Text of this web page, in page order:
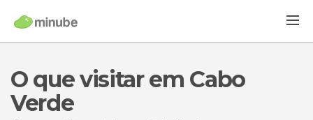
O que visitar em Cabo
Verde